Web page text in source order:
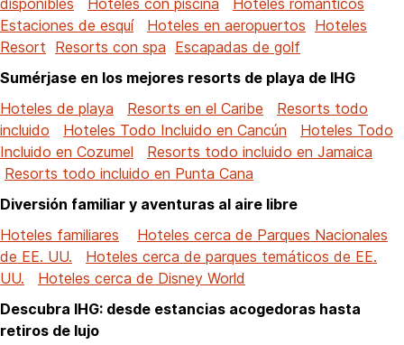
Estaciones de esquí
Hoteles en aeropuertos Hoteles
Resort Resorts con spa Escapadas de golf
Sumérjase en los mejores resorts de playa de IHG
Hoteles de playa
Resorts en el Caribe
Resorts todo
incluido
Hoteles Todo Incluido en Cancún
Hoteles Todo
Incluido en Cozumel
Resorts todo incluido en Jamaica
Resorts todo incluido en Punta Cana
Diversión familiar y aventuras al aire libre
Hoteles familiares
Hoteles cerca de Parques Nacionales
de EE. UU.
Hoteles cerca de parques temáticos de EE.
UU.
Hoteles cerca de Disney World
Descubra IHG: desde estancias acogedoras hasta
retiros de lujo